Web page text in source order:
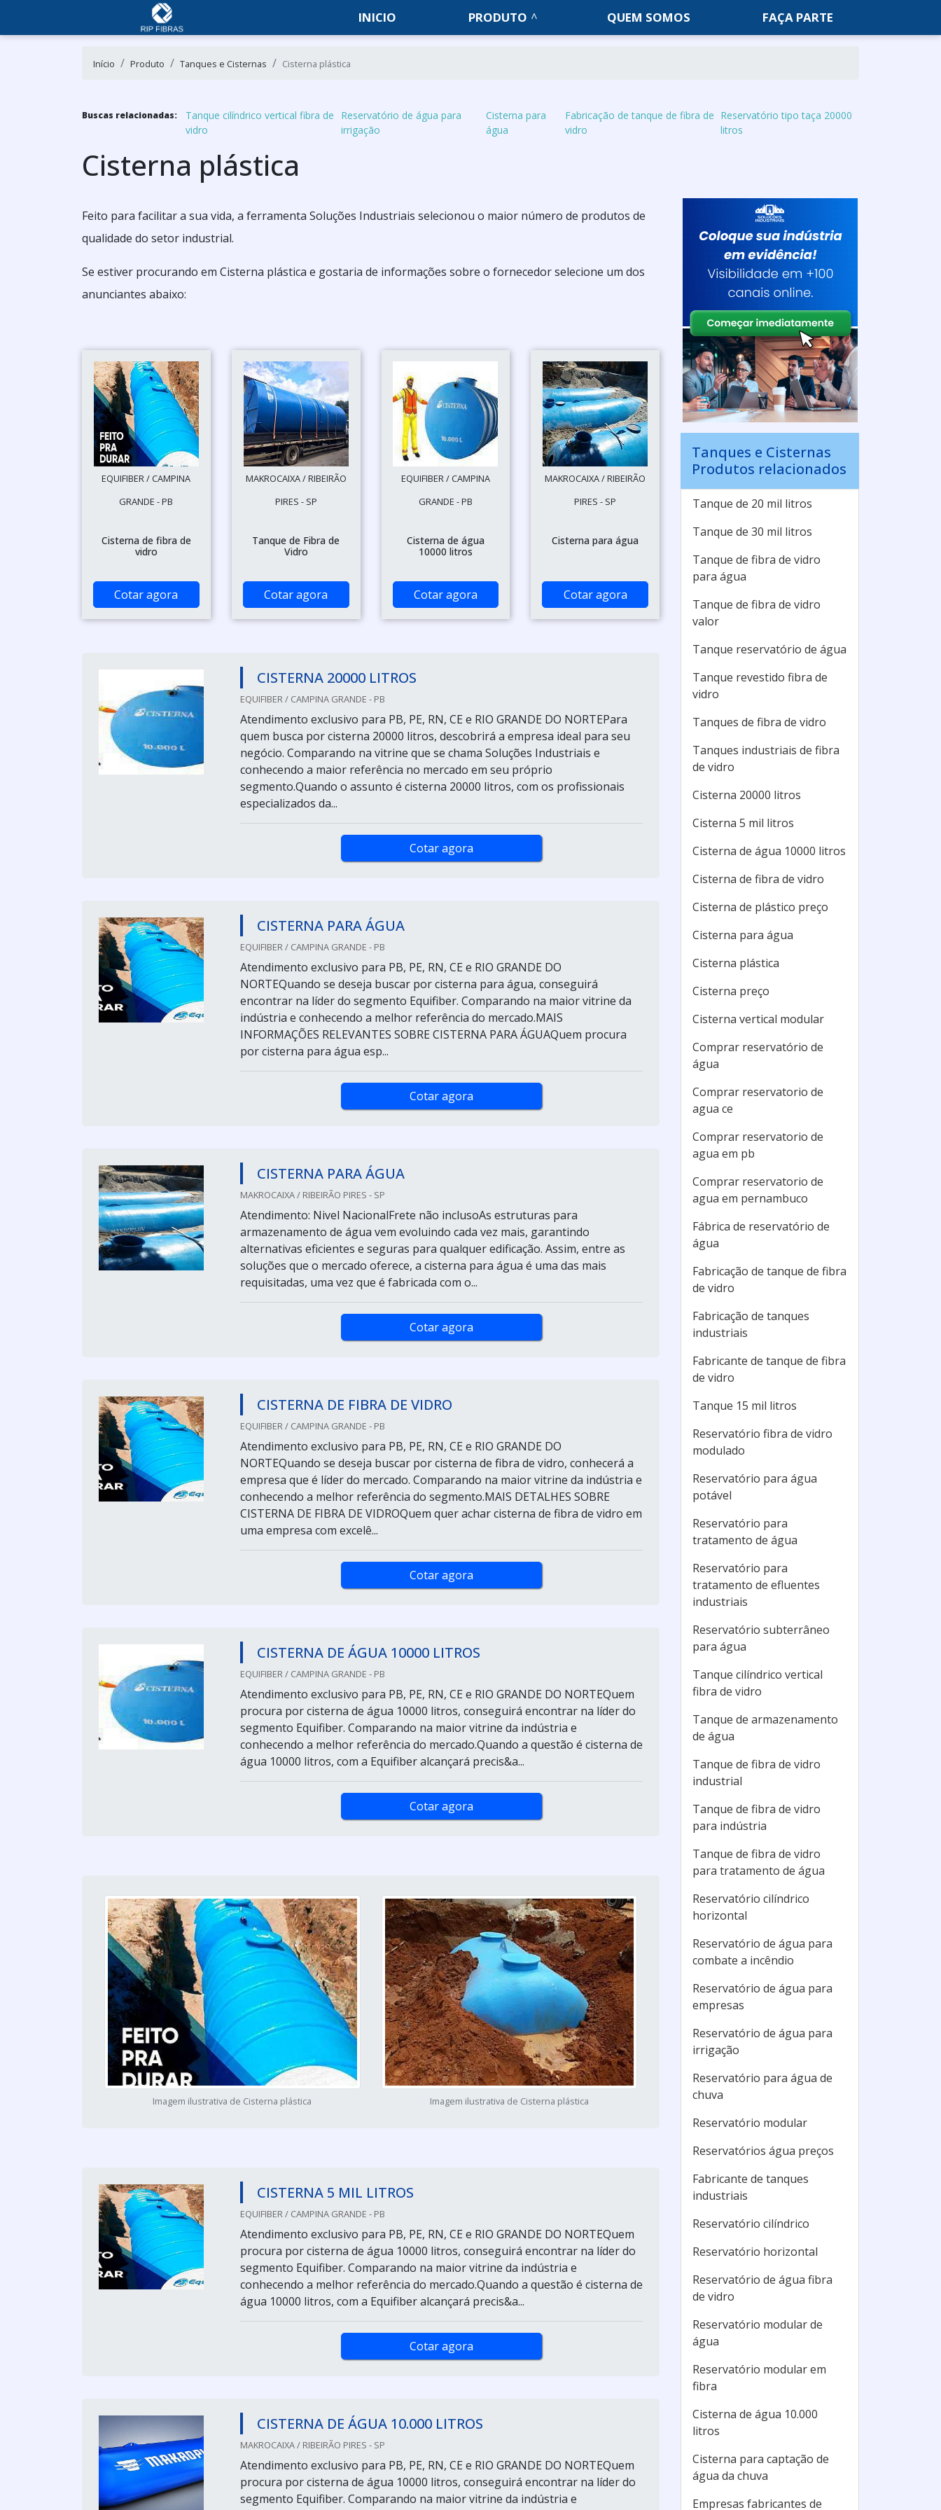
INICIO PRODUTO QUEM SOMOS FAÇA PARTE
Início Produto Tanques e Cisternas Cisterna plástica
Buscas relacionadas:
Tanque cilíndrico vertical fibra de
vidro
Reservatório de água para
irrigação
Cisterna para
água
Fabricação de tanque de fibra de
vidro
Reservatório tipo taça 20000
litros
Cisterna plástica
Feito para facilitar a sua vida, a ferramenta Soluções Industriais selecionou o maior número de produtos de
qualidade do setor industrial.
Se estiver procurando em Cisterna plástica e gostaria de informações sobre o fornecedor selecione um dos
anunciantes abaixo:
EQUIFIBER / CAMPINA
GRANDE - PB
Cisterna de fibra de
vidro
Cotar agora
MAKROCAIXA / RIBEIRÃO
PIRES - SP
Tanque de Fibra de
Vidro
Cotar agora
EQUIFIBER / CAMPINA
GRANDE - PB
Cisterna de água
10000 litros
Cotar agora
MAKROCAIXA / RIBEIRÃO
PIRES - SP
Cisterna para água
Cotar agora
CISTERNA 20000 LITROS
EQUIFIBER / CAMPINA GRANDE - PB
Atendimento exclusivo para PB, PE, RN, CE e RIO GRANDE DO NORTEPara
quem busca por cisterna 20000 litros, descobrirá a empresa ideal para seu
negócio. Comparando na vitrine que se chama Soluções Industriais e
conhecendo a maior referência no mercado em seu próprio
segmento.Quando o assunto é cisterna 20000 litros, com os profissionais
especializados da...
Cotar agora
CISTERNA PARA ÁGUA
EQUIFIBER / CAMPINA GRANDE - PB
Atendimento exclusivo para PB, PE, RN, CE e RIO GRANDE DO
NORTEQuando se deseja buscar por cisterna para água, conseguirá
encontrar na líder do segmento Equifiber. Comparando na maior vitrine da
indústria e conhecendo a melhor referência do mercado.MAIS
INFORMAÇÕES RELEVANTES SOBRE CISTERNA PARA ÁGUAQuem procura
por cisterna para água esp...
Cotar agora
CISTERNA PARA ÁGUA
MAKROCAIXA / RIBEIRÃO PIRES - SP
Atendimento: Nivel NacionalFrete não inclusoAs estruturas para
armazenamento de água vem evoluindo cada vez mais, garantindo
alternativas eficientes e seguras para qualquer edificação. Assim, entre as
soluções que o mercado oferece, a cisterna para água é uma das mais
requisitadas, uma vez que é fabricada com o...
Cotar agora
CISTERNA DE FIBRA DE VIDRO
EQUIFIBER / CAMPINA GRANDE - PB
Atendimento exclusivo para PB, PE, RN, CE e RIO GRANDE DO
NORTEQuando se deseja buscar por cisterna de fibra de vidro, conhecerá a
empresa que é líder do mercado. Comparando na maior vitrine da indústria e
conhecendo a melhor referência do segmento.MAIS DETALHES SOBRE
CISTERNA DE FIBRA DE VIDROQuem quer achar cisterna de fibra de vidro em
uma empresa com excelê...
Cotar agora
CISTERNA DE ÁGUA 10000 LITROS
EQUIFIBER / CAMPINA GRANDE - PB
Atendimento exclusivo para PB, PE, RN, CE e RIO GRANDE DO NORTEQuem
procura por cisterna de água 10000 litros, conseguirá encontrar na líder do
segmento Equifiber. Comparando na maior vitrine da indústria e
conhecendo a melhor referência do mercado.Quando a questão é cisterna de
água 10000 litros, com a Equifiber alcançará precis&a...
Cotar agora
Imagem ilustrativa de Cisterna plástica Imagem ilustrativa de Cisterna plástica
CISTERNA 5 MIL LITROS
EQUIFIBER / CAMPINA GRANDE - PB
Atendimento exclusivo para PB, PE, RN, CE e RIO GRANDE DO NORTEQuem
procura por cisterna de água 10000 litros, conseguirá encontrar na líder do
segmento Equifiber. Comparando na maior vitrine da indústria e
conhecendo a melhor referência do mercado.Quando a questão é cisterna de
água 10000 litros, com a Equifiber alcançará precis&a...
Cotar agora
CISTERNA DE ÁGUA 10.000 LITROS
MAKROCAIXA / RIBEIRÃO PIRES - SP
Atendimento exclusivo para PB, PE, RN, CE e RIO GRANDE DO NORTEQuem
procura por cisterna de água 10000 litros, conseguirá encontrar na líder do
segmento Equifiber. Comparando na maior vitrine da indústria e
Tanques e Cisternas
Produtos relacionados
Tanque de 20 mil litros
Tanque de 30 mil litros
Tanque de fibra de vidro
para água
Tanque de fibra de vidro
valor
Tanque reservatório de água
Tanque revestido fibra de
vidro
Tanques de fibra de vidro
Tanques industriais de fibra
de vidro
Cisterna 20000 litros
Cisterna 5 mil litros
Cisterna de água 10000 litros
Cisterna de fibra de vidro
Cisterna de plástico preço
Cisterna para água
Cisterna plástica
Cisterna preço
Cisterna vertical modular
Comprar reservatório de
água
Comprar reservatorio de
agua ce
Comprar reservatorio de
agua em pb
Comprar reservatorio de
agua em pernambuco
Fábrica de reservatório de
água
Fabricação de tanque de fibra
de vidro
Fabricação de tanques
industriais
Fabricante de tanque de fibra
de vidro
Tanque 15 mil litros
Reservatório fibra de vidro
modulado
Reservatório para água
potável
Reservatório para
tratamento de água
Reservatório para
tratamento de efluentes
industriais
Reservatório subterrâneo
para água
Tanque cilíndrico vertical
fibra de vidro
Tanque de armazenamento
de água
Tanque de fibra de vidro
industrial
Tanque de fibra de vidro
para indústria
Tanque de fibra de vidro
para tratamento de água
Reservatório cilíndrico
horizontal
Reservatório de água para
combate a incêndio
Reservatório de água para
empresas
Reservatório de água para
irrigação
Reservatório para água de
chuva
Reservatório modular
Reservatórios água preços
Fabricante de tanques
industriais
Reservatório cilíndrico
Reservatório horizontal
Reservatório de água fibra
de vidro
Reservatório modular de
água
Reservatório modular em
fibra
Cisterna de água 10.000
litros
Cisterna para captação de
água da chuva
Empresas fabricantes de